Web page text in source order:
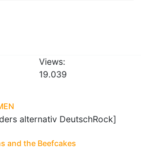
Views:
19.039
alternativ DeutschRock]
and the Beefcakes